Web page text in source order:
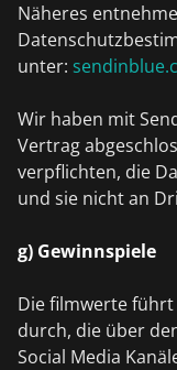
Näheres
unter:
Wir haben mit
Vertrag
verpflichten, die
und sie nicht an
g) Gewinnspiele
Die filmwerte führt
durch, die über
Social Media